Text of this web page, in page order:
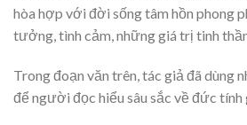
hòa hợp với đời sống tâm hồn phong
tưởng, tình cảm, những giá trị tinh
Trong đoạn văn trên, tác giả đã dùng
để người đọc hiểu sâu sắc về đức tính